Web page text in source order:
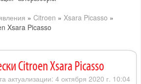
» Citroen » Xsara Picasso »
Xsara Picasso
Citroen Xsara Picasso
актуализации: 4 октября 2020 г. 10:04